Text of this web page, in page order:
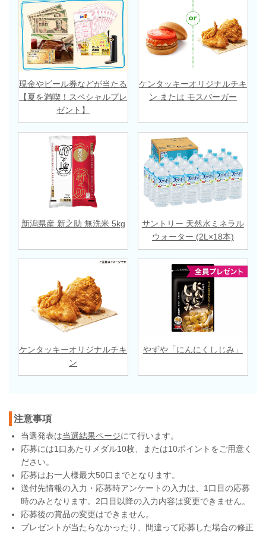
現金やビール券などが当たる
【夏を満喫！スペシャルプレ
ゼント】
ケンタッキーオリジナルチキ
ン または モスバーガー
新潟県産 新之助 無洗米 5kg
サントリー 天然水ミネラル
ウォーター (2L×18本)
ケンタッキーオリジナルチキ
ン
やずや「にんにくしじみ」
注意事項
当選発表は当選結果ページにて行います。
応募には1口あたりメダル10枚、または10ポイントをご用意く
ださい。
応募はお一人様最大50口までとなります。
送付先情報の入力・応募時アンケートの入力は、1口目の応募
時のみとなります。2口目以降の入力内容は変更できません。
応募後の賞品の変更はできません。
プレゼントが当たらなかったり、間違って応募した場合の修正